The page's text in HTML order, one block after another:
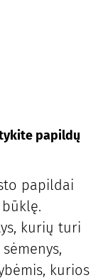
papildų
papildai
kurių turi
kurios